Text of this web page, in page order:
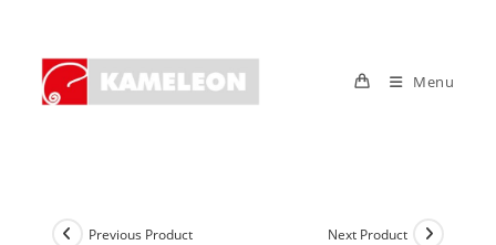
content
Menu
Previous Product Next Product